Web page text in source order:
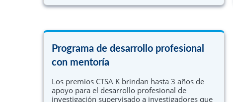
Programa de desarrollo profesional
con mentoría
Los premios CTSA K brindan hasta 3 años de
apoyo para el desarrollo profesional de
investigación supervisado a investigadores que